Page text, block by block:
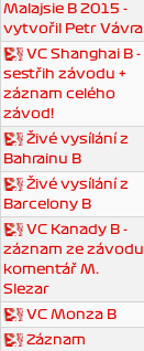
Malajsie B 2015 -
vytvořil Petr Vávra
VC Shanghai B -
sestřih závodu +
záznam celého
závod!
Živé vysílání z
Bahrainu B
Živé vysílání z
Barcelony B
VC Kanady B -
záznam ze závodu
komentář M.
Slezar
VC Monza B
Záznam